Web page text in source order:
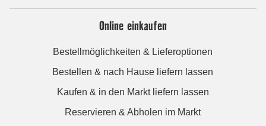
Online einkaufen
Bestellmöglichkeiten & Lieferoptionen
Bestellen & nach Hause liefern lassen
Kaufen & in den Markt liefern lassen
Reservieren & Abholen im Markt